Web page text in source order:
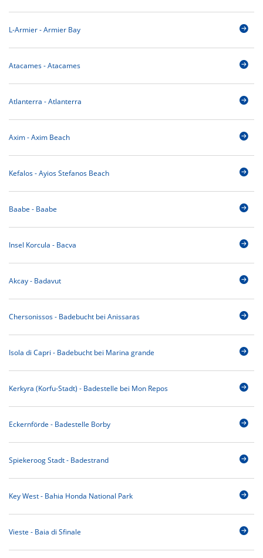
L-Armier - Armier Bay
Atacames - Atacames
Atlanterra - Atlanterra
Axim - Axim Beach
Kefalos - Ayios Stefanos Beach
Baabe - Baabe
Insel Korcula - Bacva
Akcay - Badavut
Chersonissos - Badebucht bei Anissaras
Isola di Capri - Badebucht bei Marina grande
Kerkyra (Korfu-Stadt) - Badestelle bei Mon Repos
Eckernförde - Badestelle Borby
Spiekeroog Stadt - Badestrand
Key West - Bahia Honda National Park
Vieste - Baia di Sfinale